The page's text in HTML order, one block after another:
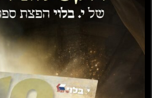
תשועה ברוב יועץ
₪35.00 ₪ 15.00